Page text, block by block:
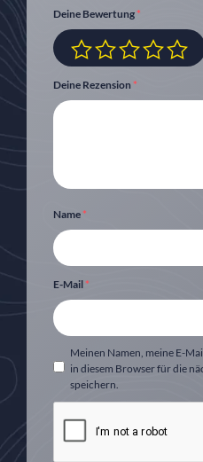
Deine Bewertung *
Deine Rezension *
Name*
E-Mail*
Meinen Namen, meine E-
in diesem Browser für die
speichern.